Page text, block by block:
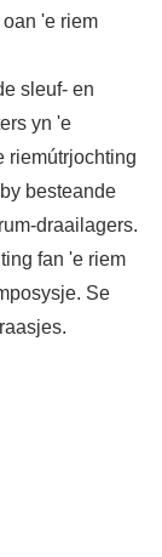
'e riem
sleuf- en
yn 'e
riemútrjochting
besteande
draailagers.
fan 'e riem
Se